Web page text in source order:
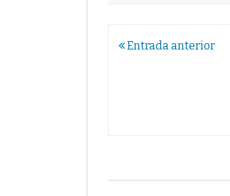
Navegación
Entrada anterior